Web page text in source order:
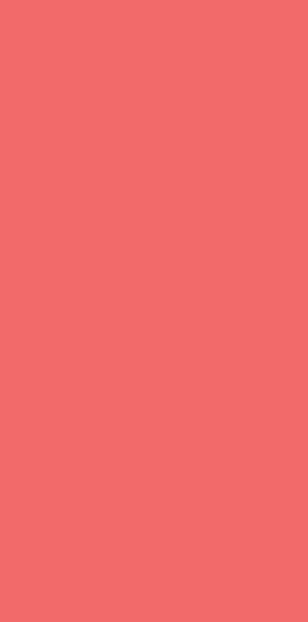
Publicitatea evidentă a fost mult
cumpărători consideră că
reclamele sunt văzute ca
mulți consumatori ignoră pur și
Pentru a face față acestei
au recurs la utilizarea publicității
permite să capteze atenția
De exemplu, aplicația de întâlniri
faptul că aplicația lor este menită
acestora, aplicația este o
să întâlnești dragostea vieții tale.
Un exemplu mai recent de
exemplu mai ambițios - este
încrezători că clienții îi vor
deoarece campania a demonstrat
Totuși, un lucru care trebuie
publicitatea anti-publicitate se
pentru mărci precum Doritos și